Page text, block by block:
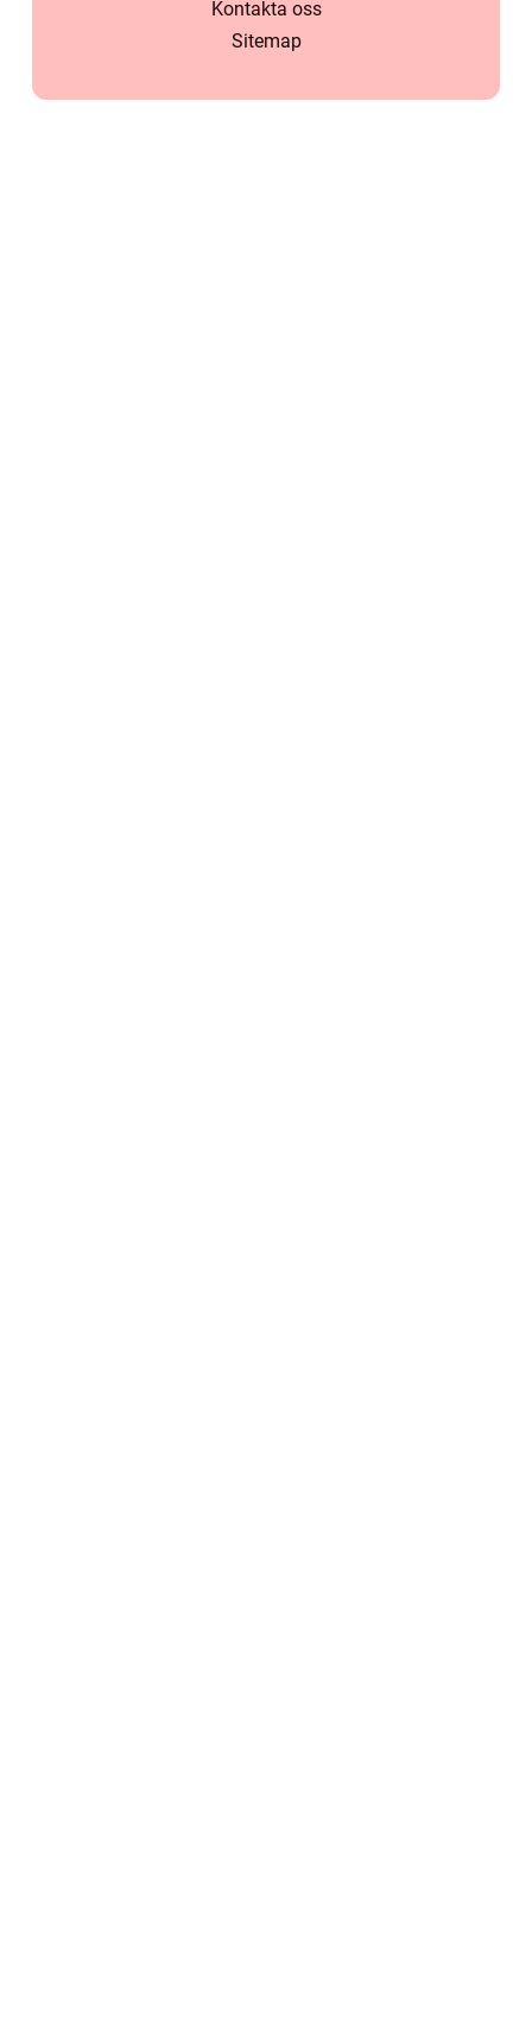
Kontakta oss
Sitemap